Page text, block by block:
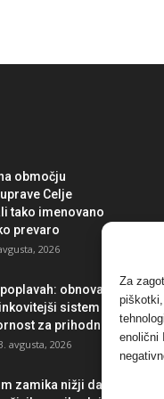
Za
enolični
območju
Celje
tako imenovano
prevaro
2026
obnova po
sistem in
za prihodnost
avgusta, 2026
zamika nižji davek